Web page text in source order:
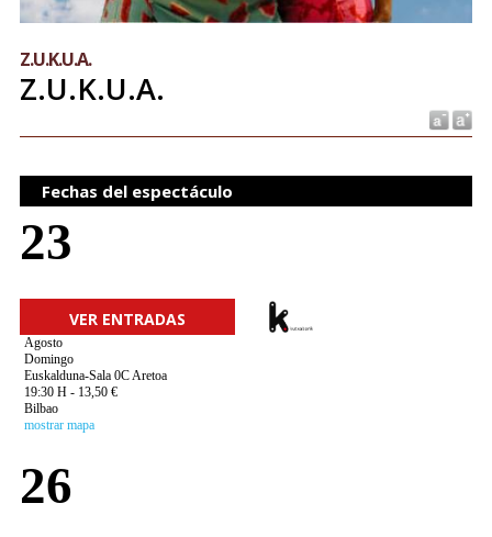
Z.U.K.U.A.
Z.U.K.U.A.
Fechas del espectáculo
23
VER ENTRADAS
Agosto
Domingo
Euskalduna-Sala 0C Aretoa
19:30 H - 13,50 €
Bilbao
mostrar mapa
26